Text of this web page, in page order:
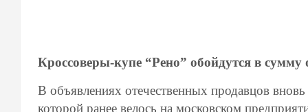
Кроссоверы-купе “Рено” обойдутся в сумму
В объявлениях отечественных продавцов
которой ранее велось на московском